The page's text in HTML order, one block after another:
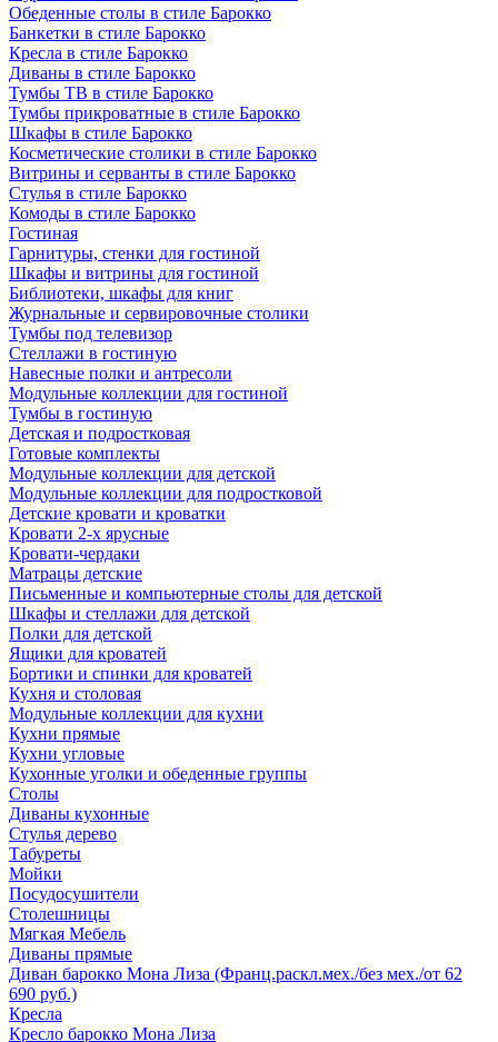
Обеденные столы в стиле Барокко
Банкетки в стиле Барокко
Кресла в стиле Барокко
Диваны в стиле Барокко
Тумбы ТВ в стиле Барокко
Тумбы прикроватные в стиле Барокко
Шкафы в стиле Барокко
Косметические столики в стиле Барокко
Витрины и серванты в стиле Барокко
Стулья в стиле Барокко
Комоды в стиле Барокко
Гостиная
Гарнитуры, стенки для гостиной
Шкафы и витрины для гостиной
Библиотеки, шкафы для книг
Журнальные и сервировочные столики
Тумбы под телевизор
Стеллажи в гостиную
Навесные полки и антресоли
Модульные коллекции для гостиной
Тумбы в гостиную
Детская и подростковая
Готовые комплекты
Модульные коллекции для детской
Модульные коллекции для подростковой
Детские кровати и кроватки
Кровати 2-х ярусные
Кровати-чердаки
Матрацы детские
Письменные и компьютерные столы для детской
Шкафы и стеллажи для детской
Полки для детской
Ящики для кроватей
Бортики и спинки для кроватей
Кухня и столовая
Модульные коллекции для кухни
Кухни прямые
Кухни угловые
Кухонные уголки и обеденные группы
Столы
Диваны кухонные
Стулья дерево
Табуреты
Мойки
Посудосушители
Столешницы
Мягкая Мебель
Диваны прямые
Диван барокко Мона Лиза (Франц.раскл.мех./без мех./от 62
690 руб.)
Кресла
Кресло барокко Мона Лиза